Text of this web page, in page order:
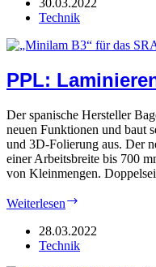
Technik
PPL:
Der spanische Hersteller
neuen Funktionen und baut
und 3D-Folierung aus. Der
einer Arbeitsbreite bis 700
von Kleinmengen.
Weiterlesen
mit
Mehrwert
28.03.2022
Technik